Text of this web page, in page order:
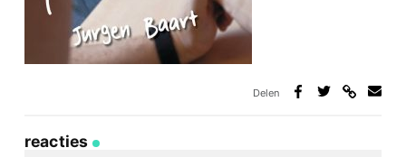
Delen
reacties